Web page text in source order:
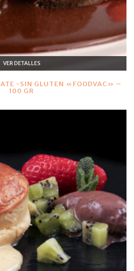
VER DETALLES
-SIN GLUTEN «FOODVAC» –
100 GR